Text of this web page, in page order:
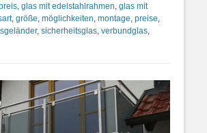
, glas mit edelstahlrahmen, glas mit
, größe, möglichkeiten, montage, preise,
, sicherheitsglas, verbundglas,